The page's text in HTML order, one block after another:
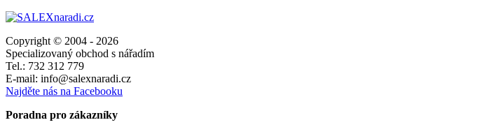
Copyright © 2004 - 2026
Specializovaný obchod s nářadím
Tel.: 732 312 779
E-mail: info@salexnaradi.cz
Najděte nás na Facebooku
Poradna pro zákazníky